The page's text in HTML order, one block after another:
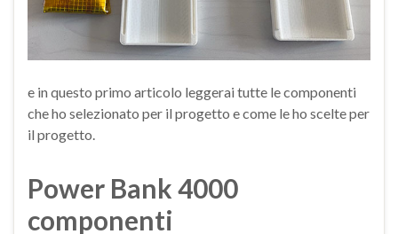
e in questo primo articolo leggerai tutte le componenti
che ho selezionato per il progetto e come le ho scelte per
il progetto.
Power Bank 4000
componenti